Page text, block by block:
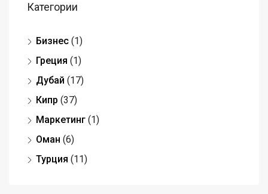
Категории
Бизнес (1)
Греция (1)
Дубай (17)
Кипр (37)
Маркетинг (1)
Оман (6)
Турция (11)